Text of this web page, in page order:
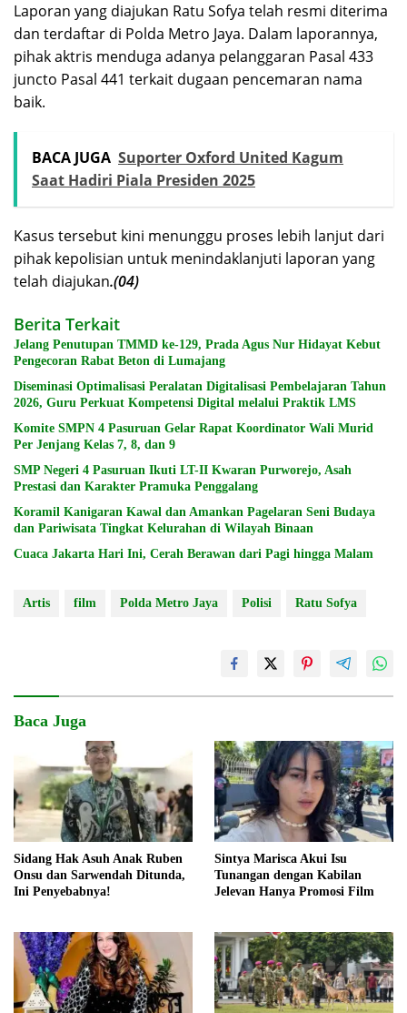
Laporan yang diajukan Ratu Sofya telah resmi diterima
dan terdaftar di Polda Metro Jaya. Dalam laporannya,
pihak aktris menduga adanya pelanggaran Pasal 433
juncto Pasal 441 terkait dugaan pencemaran nama
baik.
BACA JUGA Suporter Oxford United Kagum
Saat Hadiri Piala Presiden 2025
Kasus tersebut kini menunggu proses lebih lanjut dari
pihak kepolisian untuk menindaklanjuti laporan yang
telah diajukan.(04)
Berita Terkait
Jelang Penutupan TMMD ke-129, Prada Agus Nur Hidayat Kebut
Pengecoran Rabat Beton di Lumajang
Diseminasi Optimalisasi Peralatan Digitalisasi Pembelajaran Tahun
2026, Guru Perkuat Kompetensi Digital melalui Praktik LMS
Komite SMPN 4 Pasuruan Gelar Rapat Koordinator Wali Murid
Per Jenjang Kelas 7, 8, dan 9
SMP Negeri 4 Pasuruan Ikuti LT-II Kwaran Purworejo, Asah
Prestasi dan Karakter Pramuka Penggalang
Koramil Kanigaran Kawal dan Amankan Pagelaran Seni Budaya
dan Pariwisata Tingkat Kelurahan di Wilayah Binaan
Cuaca Jakarta Hari Ini, Cerah Berawan dari Pagi hingga Malam
Artis film Polda Metro Jaya Polisi Ratu Sofya
Baca Juga
Sidang Hak Asuh Anak Ruben
Onsu dan Sarwendah Ditunda,
Ini Penyebabnya!
Sintya Marisca Akui Isu
Tunangan dengan Kabilan
Jelevan Hanya Promosi Film